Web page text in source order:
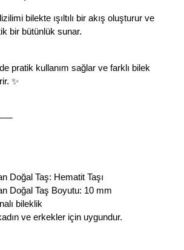
bilekte ışıltılı bir akış oluşturur ve
bir bütünlük sunar.
pratik kullanım sağlar ve farklı bilek
✨
Doğal Taş: Hematit Taşı
Doğal Taş Boyutu: 10 mm
bileklik
ve erkekler için uygundur.